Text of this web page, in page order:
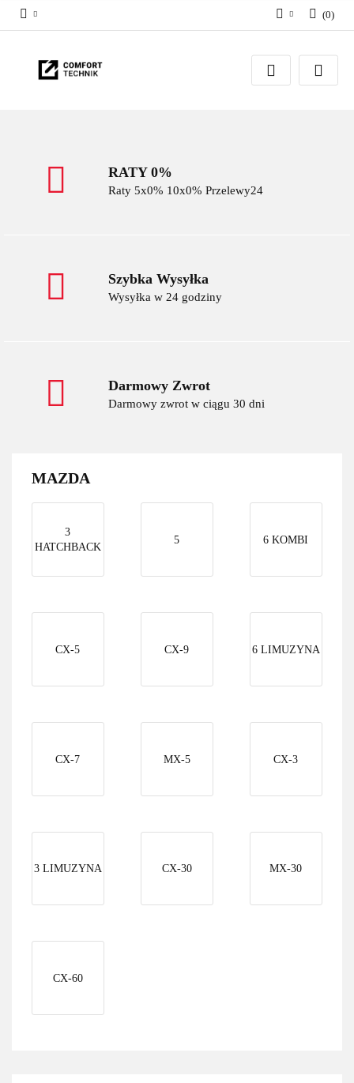
Zaloguj się
Zarejestruj się
(0)
RATY 0%
Raty 5x0% 10x0% Przelewy24
Szybka Wysyłka
Wysyłka w 24 godziny
Darmowy Zwrot
Darmowy zwrot w ciągu 30 dni
MAZDA
3
HATCHBACK
5 6 KOMBI
CX-5 CX-9 6 LIMUZYNA
CX-7 MX-5 CX-3
3 LIMUZYNA CX-30 MX-30
CX-60